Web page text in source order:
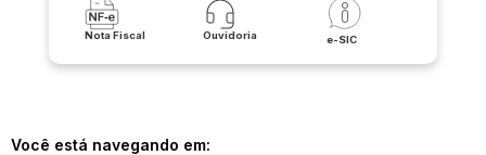
Nota Fiscal Ouvidoria e-SIC
Você está navegando em: